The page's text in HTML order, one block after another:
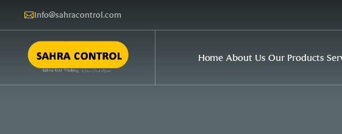
Info@sahracontrol.com
Home About Us Our Products